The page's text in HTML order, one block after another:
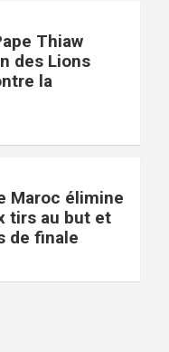
Thiaw
des Lions
la
Maroc élimine
tirs au but et
de finale